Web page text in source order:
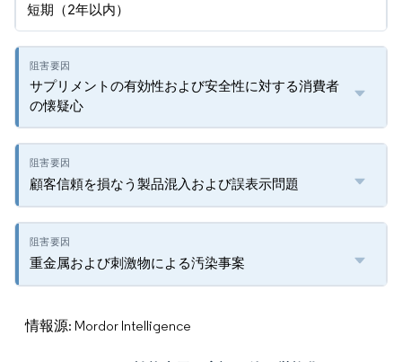
短期（2年以内）
サプリメントの有効性および安全性に対する消費者
の懐疑心
顧客信頼を損なう製品混入および誤表示問題
重金属および刺激物による汚染事案
情報源: Mordor Intelligence